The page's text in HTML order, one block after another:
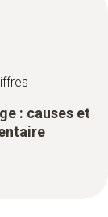
: causes et